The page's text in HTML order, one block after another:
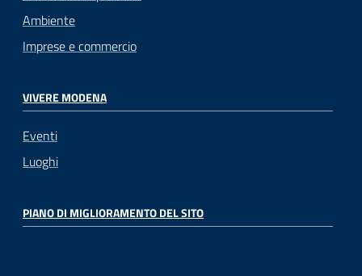
Ambiente
Imprese e commercio
VIVERE MODENA
Eventi
Luoghi
PIANO DI MIGLIORAMENTO DEL SITO